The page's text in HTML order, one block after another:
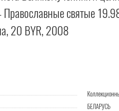
святые
20 BYR, 2008
БЕЛАРУСЬ